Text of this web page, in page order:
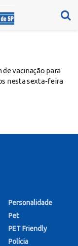
vacinação para
nesta sexta-feira
Personalidade
Pet
PET Friendly
Polícia